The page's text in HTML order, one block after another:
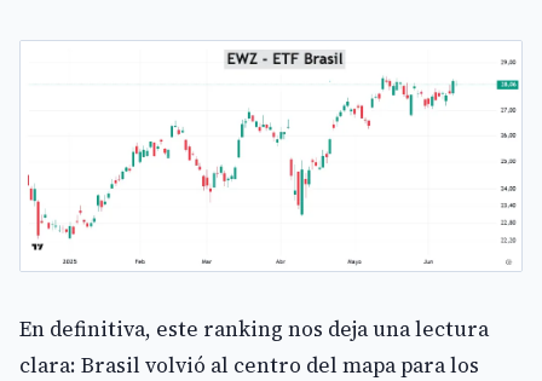
En definitiva, este ranking nos deja una lectura
clara: Brasil volvió al centro del mapa para los